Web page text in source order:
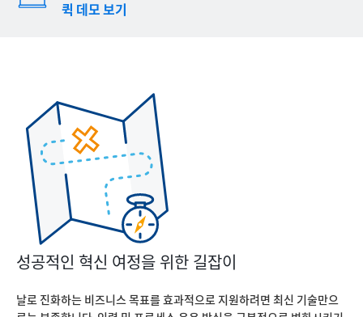
퀵 데모 보기
성공적인 혁신 여정을 위한 길잡이
날로 진화하는 비즈니스 목표를 효과적으로 지원하려면 최신 기술만으